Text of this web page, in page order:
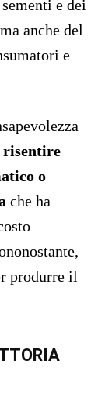
e dei
anche del
e
o
che ha
produrre il